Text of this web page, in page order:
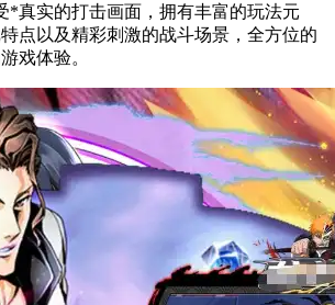
*真实的打击画面，拥有丰富的玩法元
点以及精彩刺激的战斗场景，全方位的
戏体验。